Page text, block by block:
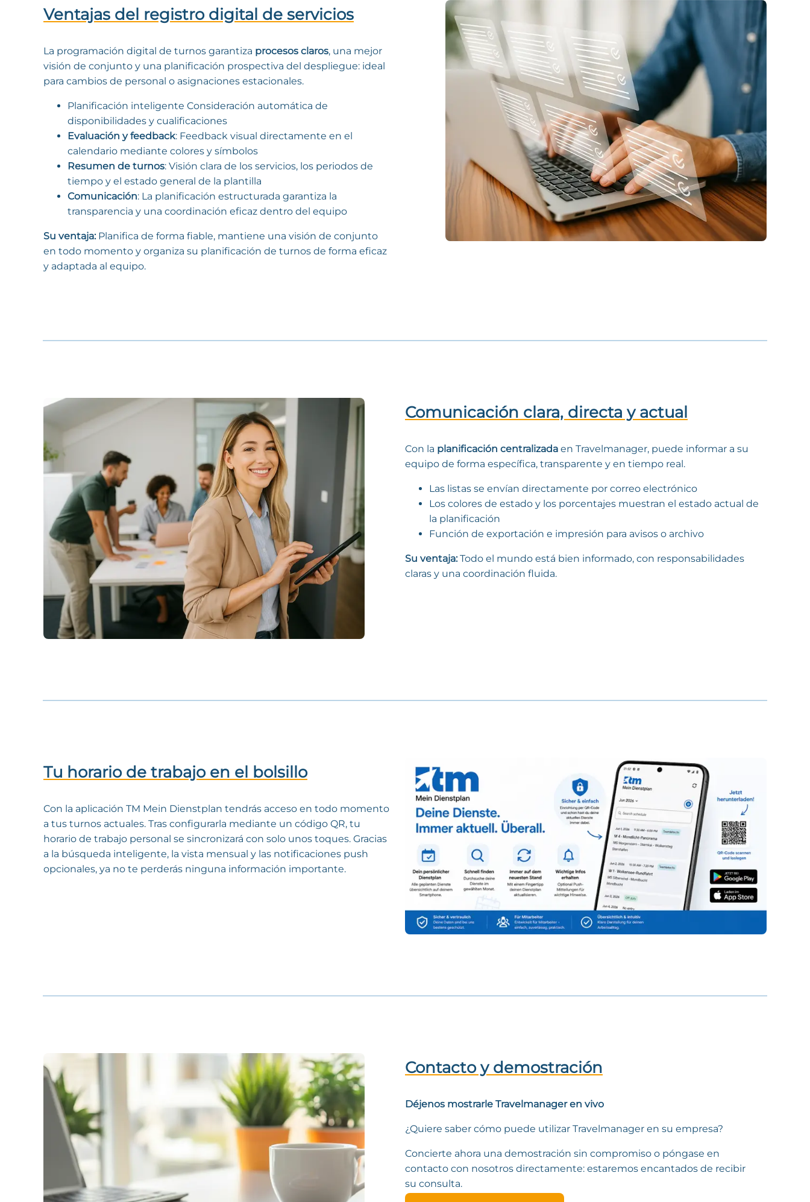
Ventajas del registro digital de servicios
La programación digital de turnos garantiza procesos claros, una mejor
visión de conjunto y una planificación prospectiva del despliegue: ideal
para cambios de personal o asignaciones estacionales.
Planificación inteligente Consideración automática de
disponibilidades y cualificaciones
Evaluación y feedback: Feedback visual directamente en el
calendario mediante colores y símbolos
Resumen de turnos: Visión clara de los servicios, los periodos de
tiempo y el estado general de la plantilla
Comunicación: La planificación estructurada garantiza la
transparencia y una coordinación eficaz dentro del equipo
Su ventaja:Planifica de forma fiable, mantiene una visión de conjunto
en todo momento y organiza su planificación de turnos de forma eficaz
y adaptada al equipo.
Comunicación clara, directa y actual
Con la planificación centralizada en Travelmanager, puede informar a su
equipo de forma específica, transparente y en tiempo real.
Las listas se envían directamente por correo electrónico
Los colores de estado y los porcentajes muestran el estado actual de
la planificación
Función de exportación e impresión para avisos o archivo
Su ventaja:Todo el mundo está bien informado, con responsabilidades
claras y una coordinación fluida.
Tu horario de trabajo en el bolsillo
Con la aplicación TM Mein Dienstplan tendrás acceso en todo momento
a tus turnos actuales. Tras configurarla mediante un código QR, tu
horario de trabajo personal se sincronizará con solo unos toques. Gracias
a la búsqueda inteligente, la vista mensual y las notificaciones push
opcionales, ya no te perderás ninguna información importante.
Contacto y demostración
Déjenos mostrarle Travelmanager en vivo
¿Quiere saber cómo puede utilizar Travelmanager en su empresa?
Concierte ahora una demostración sin compromiso o póngase en
contacto con nosotros directamente: estaremos encantados de recibir
su consulta.